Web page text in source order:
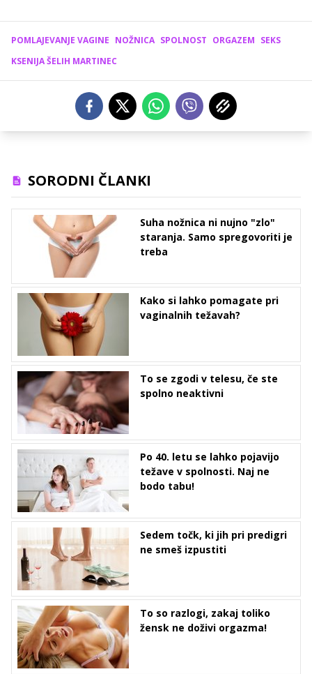
POMLAJEVANJE VAGINE NOŽNICA SPOLNOST ORGAZEM SEKS
KSENIJA ŠELIH MARTINEC
SORODNI ČLANKI
Suha nožnica ni nujno "zlo"
staranja. Samo spregovoriti je
treba
Kako si lahko pomagate pri
vaginalnih težavah?
To se zgodi v telesu, če ste
spolno neaktivni
Po 40. letu se lahko pojavijo
težave v spolnosti. Naj ne
bodo tabu!
Sedem točk, ki jih pri predigri
ne smeš izpustiti
To so razlogi, zakaj toliko
žensk ne doživi orgazma!